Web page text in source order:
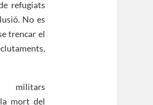
refugiats
No es
trencar el
militars
mort del